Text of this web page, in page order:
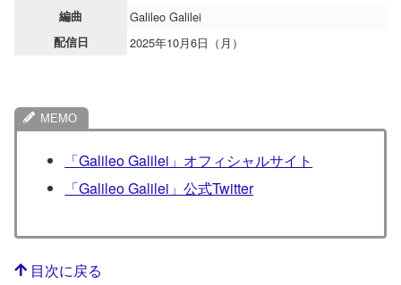
編曲 Galileo Galilei
配信日 2025年10月6日（月）
「Galileo Galilei」オフィシャルサイト
「Galileo Galilei」公式Twitter
目次に戻る